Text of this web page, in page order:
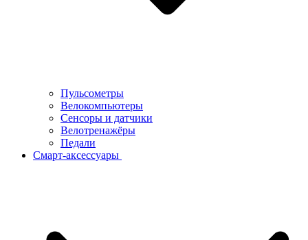
Пульсометры
Велокомпьютеры
Сенсоры и датчики
Велотренажёры
Педали
Смарт-аксессуары